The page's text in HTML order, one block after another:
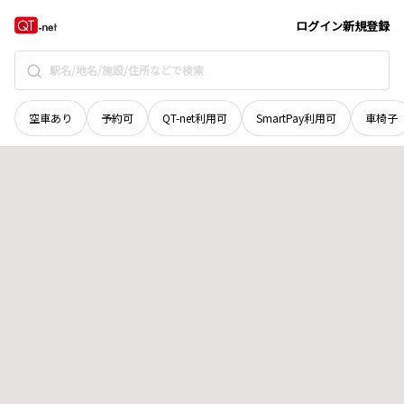
ログイン新規登録
空車あり 予約可 QT-net利用可 SmartPay利用可 車椅子
群馬県